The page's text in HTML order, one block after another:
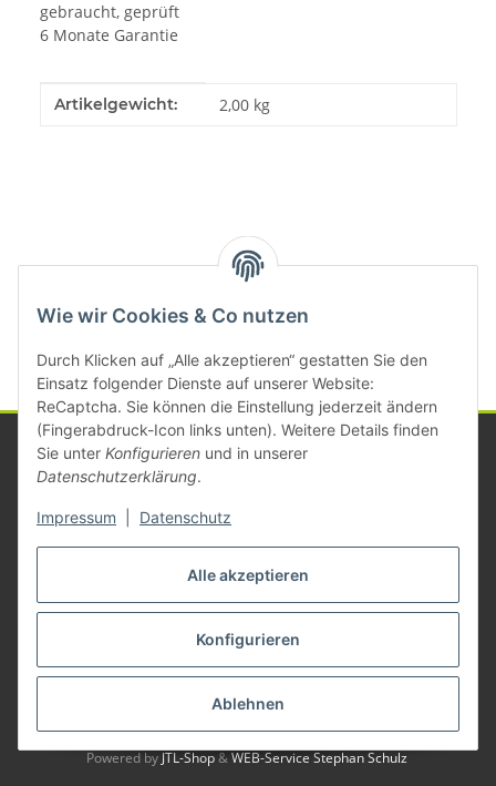
Alle akzeptieren
Konfigurieren
Ablehnen
Wie wir Cookies & Co nutzen
Durch Klicken auf „Alle akzeptieren“ gestatten Sie den
Einsatz folgender Dienste auf unserer Website:
ReCaptcha. Sie können die Einstellung jederzeit ändern
(Fingerabdruck-Icon links unten). Weitere Details finden
Sie unter Konfigurieren und in unserer
Datenschutzerklärung.
Impressum Datenschutz
gebraucht, geprüft
6 Monate Garantie
Produkteigenschaft
Wert
Artikelgewicht: 2,00 kg
Kategorien
Gesetzliche Informationen
Vertrag widerrufen
* Alle Preise zzgl. gesetzlicher USt., zzgl.Versand
© Michael Mayer Besucherzähler: 1385902
Powered by JTL-Shop&WEB-Service Stephan Schulz